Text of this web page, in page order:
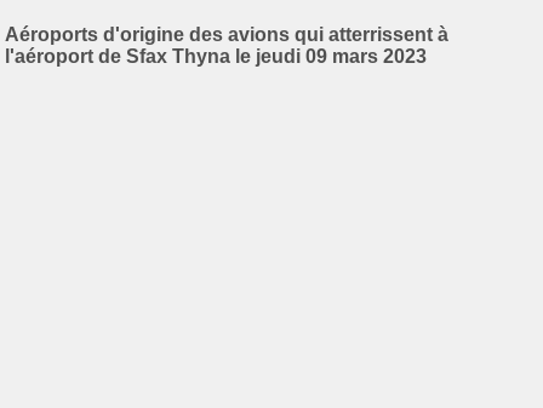
Aéroports d'origine des avions qui atterrissent à
l'aéroport de Sfax Thyna le jeudi 09 mars 2023